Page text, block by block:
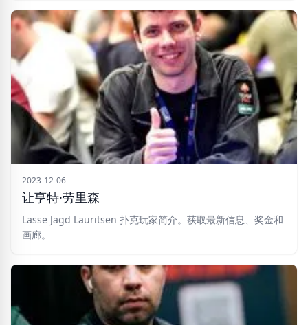
2023-12-06
让亨特·劳里森
Lasse Jagd Lauritsen 扑克玩家简介。获取最新信息、奖金和
画廊。